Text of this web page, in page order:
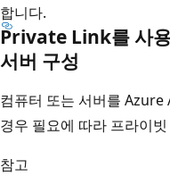
합니다.
Private Link를 사
서버 구성
컴퓨터 또는 서버를
경우 필요에 따라 프라이
참고